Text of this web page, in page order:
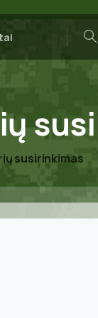
susirinkimas